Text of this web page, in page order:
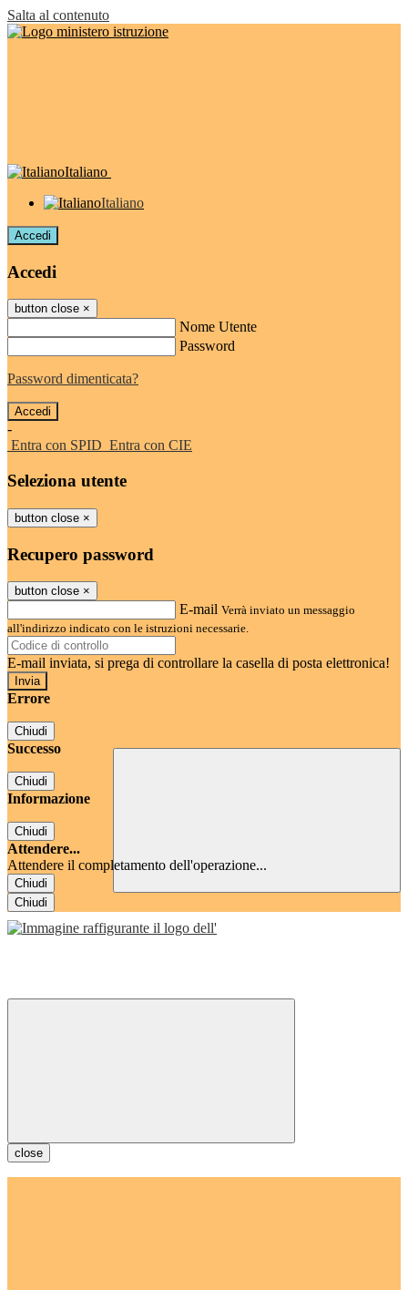
Salta al contenuto
Italiano
Italiano
Accedi
Accedi
button close ×
Nome Utente
Password
Password dimenticata?
-
Entra con SPID Entra con CIE
Seleziona utente
button close ×
Recupero password
button close ×
E-mail Verrà inviato un messaggio
all'indirizzo indicato con le istruzioni necessarie.
E-mail inviata, si prega di controllare la casella di posta elettronica!
Errore
Chiudi
Successo
Chiudi
Informazione
Chiudi
Attendere...
Attendere il completamento dell'operazione...
Chiudi
Chiudi
close